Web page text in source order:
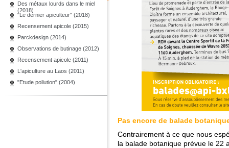
Des métaux lourds dans le miel
(2018)
"Le dernier apiculteur" (2018)
Recensement apicole (2015)
Parckdesign (2014)
Observations de butinage (2012)
Recensement apicole (2011)
L'apiculture au Laos (2011)
"Etude pollution" (2004)
Pas encore de balade
Contrairement à ce que nous
la balade botanique prévue le 22